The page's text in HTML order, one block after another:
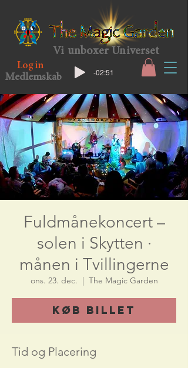
Vi unboxer Universet
Log in
Medlemskab
-02:51
Fuldmånekoncert –
solen i Skytten ·
månen i Tvillingerne
ons. 23. dec.
  |
The Magic Garden
Køb billet
Tid og Placering